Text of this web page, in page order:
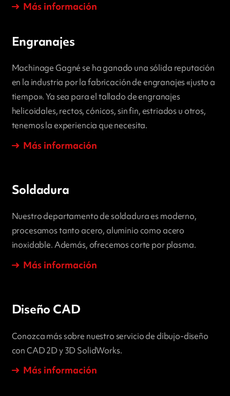
Más información
Engranajes
Machinage Gagné se ha ganado una sólida reputación
en la industria por la fabricación de engranajes «justo a
tiempo». Ya sea para el tallado de engranajes
helicoidales, rectos, cónicos, sin fin, estriados u otros,
tenemos la experiencia que necesita.
Más información
Soldadura
Nuestro departamento de soldadura es moderno,
procesamos tanto acero, aluminio como acero
inoxidable. Además, ofrecemos corte por plasma.
Más información
Diseño CAD
Conozca más sobre nuestro servicio de dibujo-diseño
con CAD 2D y 3D SolidWorks.
Más información